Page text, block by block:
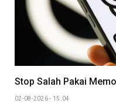
Stop Salah Pakai
02-08-2026 - 15.04